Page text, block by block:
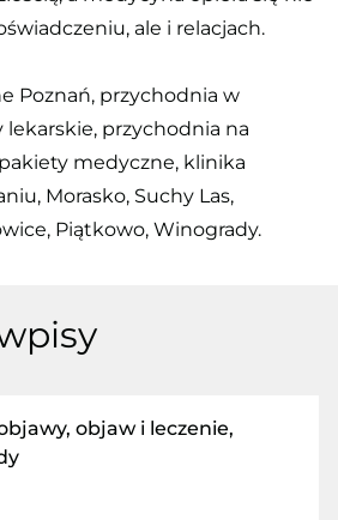
ale i relacjach.
Poznań, przychodnia w
lekarskie, przychodnia na
medyczne, klinika
Morasko, Suchy Las,
Piątkowo, Winogrady.
objaw i leczenie,